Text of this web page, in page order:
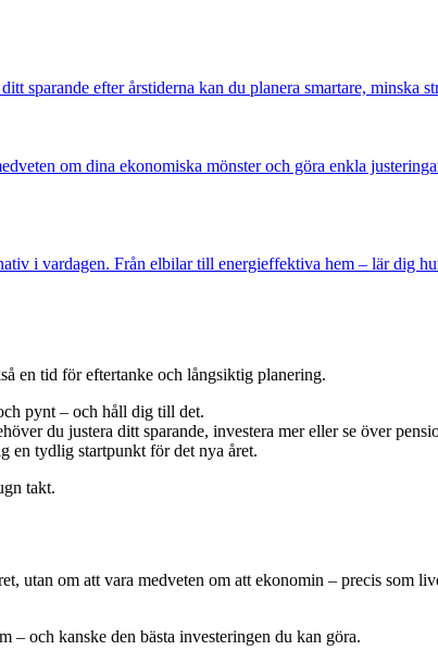
sparande efter årstiderna kan du planera smartare, minska
om dina ekonomiska mönster och göra enkla
i vardagen. Från elbilar till energieffektiva hem – lär dig
en tid för eftertanke och långsiktig planering.
pynt – och håll dig till det.
du justera ditt sparande, investera mer eller se över
en tydlig startpunkt för det nya året.
takt.
utan om att vara medveten om att ekonomin – precis som
– och kanske den bästa investeringen du kan göra.